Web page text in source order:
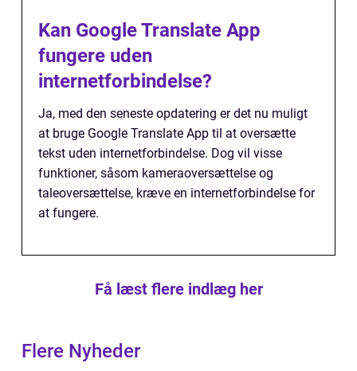
Kan Google Translate App
fungere uden
internetforbindelse?
Ja, med den seneste opdatering er det nu muligt
at bruge Google Translate App til at oversætte
tekst uden internetforbindelse. Dog vil visse
funktioner, såsom kameraoversættelse og
taleoversættelse, kræve en internetforbindelse for
at fungere.
Få læst flere indlæg her
Flere Nyheder